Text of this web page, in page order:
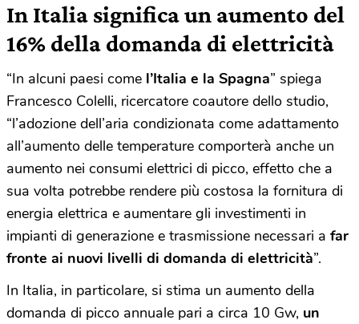
In Italia significa un aumento del
16% della domanda di elettricità
“In alcuni paesi come l’Italia e la Spagna” spiega
Francesco Colelli, ricercatore coautore dello studio,
“l’adozione dell’aria condizionata come adattamento
all’aumento delle temperature comporterà anche un
aumento nei consumi elettrici di picco, effetto che a
sua volta potrebbe rendere più costosa la fornitura di
energia elettrica e aumentare gli investimenti in
impianti di generazione e trasmissione necessari a far
fronte ai nuovi livelli di domanda di elettricità”.
In Italia, in particolare, si stima un aumento della
domanda di picco annuale pari a circa 10 Gw, un